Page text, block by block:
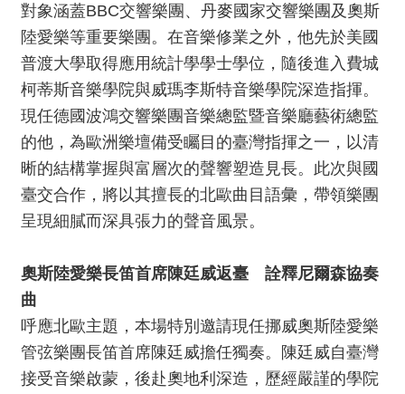
活
動
出
便
民
服
務
線
上
音
樂
廳
對象涵蓋BBC交響樂團、丹麥國家交響樂團及奧斯
陸愛樂等重要樂團。在音樂修業之外，他先於美國
普渡大學取得應用統計學學士學位，隨後進入費城
柯蒂斯音樂學院與威瑪李斯特音樂學院深造指揮。
現任德國波鴻交響樂團音樂總監暨音樂廳藝術總監
的他，為歐洲樂壇備受矚目的臺灣指揮之一，以清
晰的結構掌握與富層次的聲響塑造見長。此次與國
臺交合作，將以其擅長的北歐曲目語彙，帶領樂團
呈現細膩而深具張力的聲音風景。
奧斯陸愛樂長笛首席陳廷威返臺 詮釋尼爾森協奏
曲
呼應北歐主題，本場特別邀請現任挪威奧斯陸愛樂
管弦樂團長笛首席陳廷威擔任獨奏。陳廷威自臺灣
接受音樂啟蒙，後赴奧地利深造，歷經嚴謹的學院